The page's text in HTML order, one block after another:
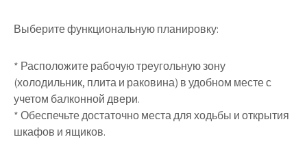
Выберите функциональную планировку:
* Расположите рабочую треугольную зону
(холодильник, плита и раковина) в удобном месте с
учетом балконной двери.
* Обеспечьте достаточно места для ходьбы и открытия
шкафов и ящиков.